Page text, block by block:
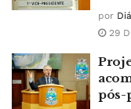
por
29
pós-